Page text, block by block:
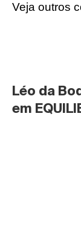
Veja outros
Léo da
em